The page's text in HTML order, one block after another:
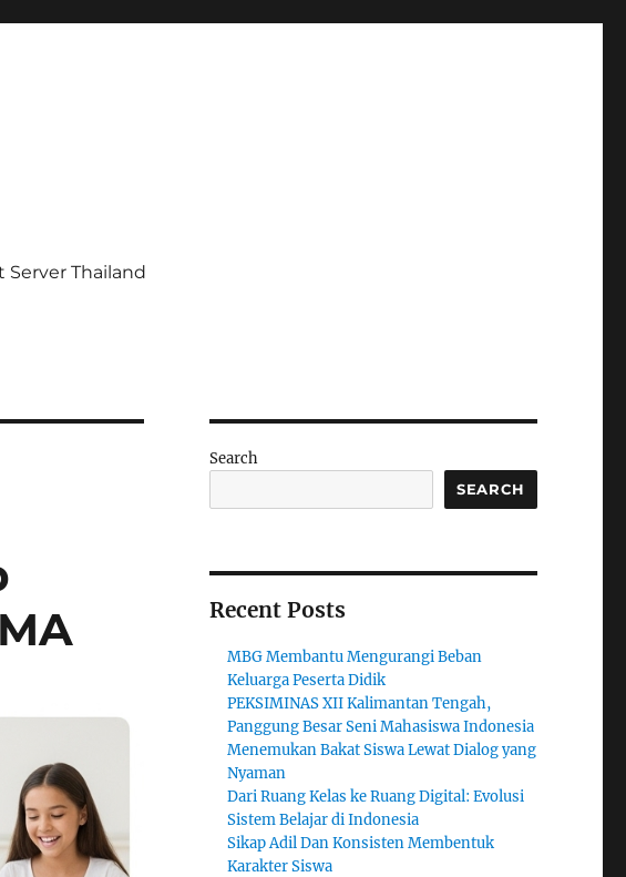
Server Thailand
Search
SEARCH
Recent Posts
MBG Membantu Mengurangi Beban
Keluarga Peserta Didik
PEKSIMINAS XII Kalimantan Tengah,
Panggung Besar Seni Mahasiswa Indonesia
Menemukan Bakat Siswa Lewat Dialog yang
Nyaman
Dari Ruang Kelas ke Ruang Digital: Evolusi
Sistem Belajar di Indonesia
Sikap Adil Dan Konsisten Membentuk
Karakter Siswa